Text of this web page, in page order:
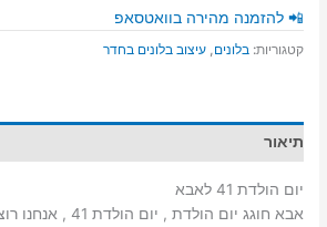
יום
הולדת
41
📲 להזמנה מהירה בוואטסאפ
קטגוריות: בלונים ,עיצוב בלונים בחדר
תיאור
יום הולדת 41 לאבא
אבא חוגג יום הולדת